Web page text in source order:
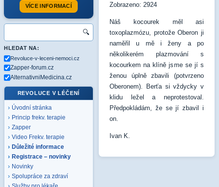
VÍCE INFORMACÍ
🔍
HLEDAT NA:
Revoluce-v-leceni-nemoci.cz
Zapper-forum.cz
AlternativniMedicina.cz
REVOLUCE V LÉČENÍ
Úvodní stránka
Princip frekv. terapie
Zapper
Video Frekv. terapie
Důležité informace
Registrace – novinky
Novinky
Spolupráce za zdraví
Zobrazeno: 2924
Náš kocourek měl asi
toxoplazmózu, protože Oberon ji
naměřil u mě i ženy a po
několikerém plazmování s
kocourkem na klíně jsme se jí s
ženou úplně zbavili (potvrzeno
Oberonem). Berťa si vždycky v
klidu ležel a neprotestoval.
Předpokládám, že se jí zbavil i
on.
Ivan K.